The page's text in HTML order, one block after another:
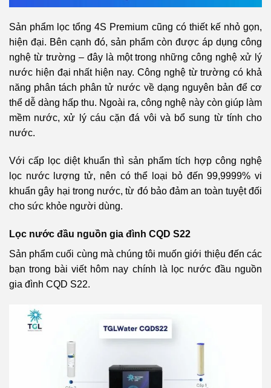
Sản phẩm lọc tổng 4S Premium cũng có thiết kế nhỏ gọn,
hiện đại. Bên cạnh đó, sản phẩm còn được áp dụng công
nghệ từ trường – đây là một trong những công nghệ xử lý
nước hiện đại nhất hiện nay. Công nghệ từ trường có khả
năng phân tách phân tử nước về dạng nguyên bản để cơ
thể dễ dàng hấp thu. Ngoài ra, công nghệ này còn giúp làm
mềm nước, xử lý cáu cặn đá vôi và bổ sung từ tính cho
nước.
Với cấp lọc diệt khuẩn thì sản phẩm tích hợp công nghệ
lọc nước lượng tử, nên có thể loại bỏ đến 99,9999% vi
khuẩn gây hại trong nước, từ đó bảo đảm an toàn tuyệt đối
cho sức khỏe người dùng.
Lọc nước đầu nguồn gia đình CQD S22
Sản phẩm cuối cùng mà chúng tôi muốn giới thiệu đến các
bạn trong bài viết hôm nay chính là lọc nước đầu nguồn
gia đình CQD S22.